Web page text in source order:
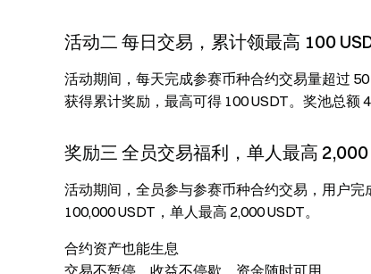
活动二 每日交易，累计领最高 100
活动期间，每天完成参赛币种合约交易量超过
获得累计奖励，最高可得 100 USDT。奖池总额
奖励三 全员交易福利，单人最高 2,000
活动期间，全员参与参赛币种合约交易，用户
100,000 USDT，单人最高 2,000 USDT。
合约资产也能生息
交易不暂停，收益不停歇，资金随时可用